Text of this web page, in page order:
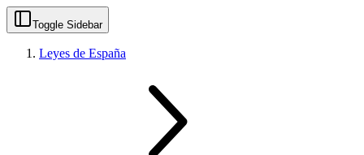
Toggle Sidebar
Leyes de España